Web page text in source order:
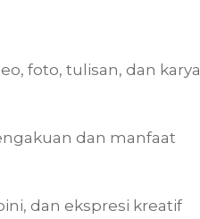
foto, tulisan, dan karya
dan manfaat
dan ekspresi kreatif